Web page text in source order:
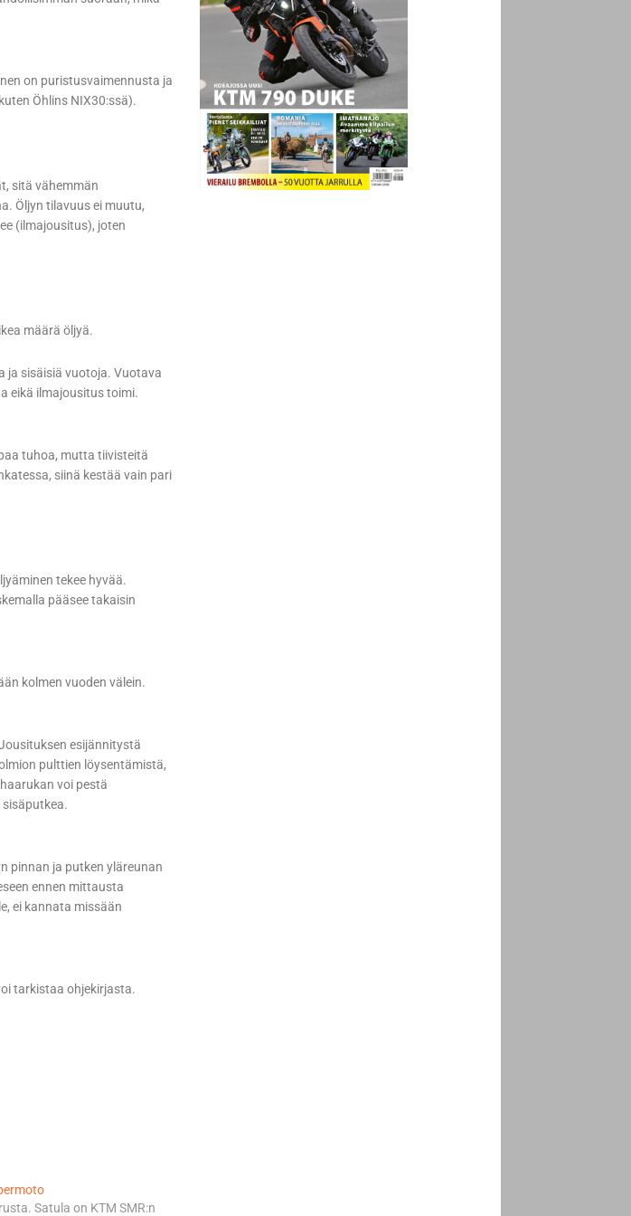
on puristusvaimennusta ja
Öhlins NIX30:ssä).
sitä vähemmän
Öljyn tilavuus ei muutu,
(ilmajousitus), joten
määrä öljyä.
ja sisäisiä vuotoja. Vuotava
eikä ilmajousitus toimi.
tuhoa, mutta tiivisteitä
siinä kestää vain pari
tekee hyvää.
pääsee takaisin
kolmen vuoden välein.
esijännitystä
pulttien löysentämistä,
voi pestä
pinnan ja putken yläreunan
ennen mittausta
ei kannata missään
tarkistaa ohjekirjasta.
Satula on KTM SMR:n